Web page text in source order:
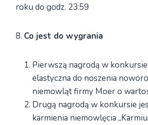
roku do godz. 23:59
8. Co jest do wygrania
Pierwszą nagrodą w
elastyczna do noszenia
niemowląt firmy Moer o
Drugą nagrodą w konkursie
karmienia niemowlęcia